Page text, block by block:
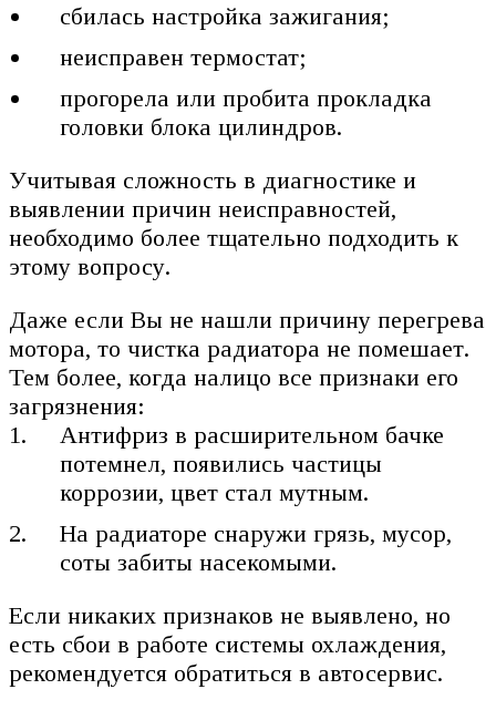
сбилась настройка зажигания;
неисправен термостат;
прогорела или пробита прокладка
головки блока цилиндров.
Учитывая сложность в диагностике и
выявлении причин неисправностей,
необходимо более тщательно подходить к
этому вопросу.
Даже если Вы не нашли причину перегрева
мотора, то чистка радиатора не помешает.
Тем более, когда налицо все признаки его
загрязнения:
Антифриз в расширительном бачке
потемнел, появились частицы
коррозии, цвет стал мутным.
На радиаторе снаружи грязь, мусор,
соты забиты насекомыми.
Если никаких признаков не выявлено, но
есть сбои в работе системы охлаждения,
рекомендуется обратиться в автосервис.